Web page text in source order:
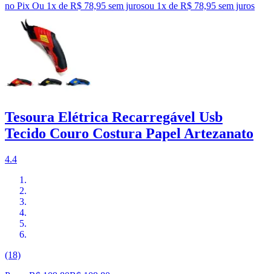
no Pix Ou 1x de R$ 78,95 sem jurosou 1x de R$ 78,95 sem juros
Tesoura Elétrica Recarregável Usb
Tecido Couro Costura Papel Artezanato
4.4
(18)